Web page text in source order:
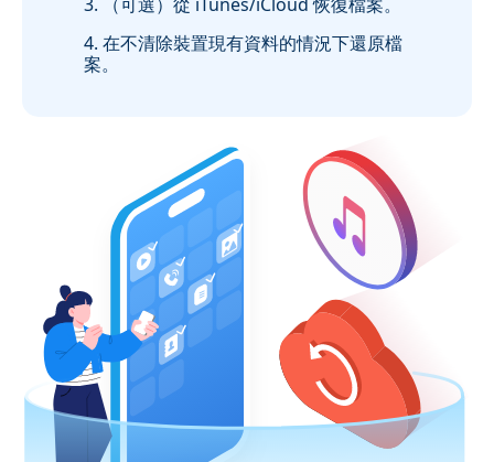
4. 在不清除裝置現有資料的情況下還原檔
案。